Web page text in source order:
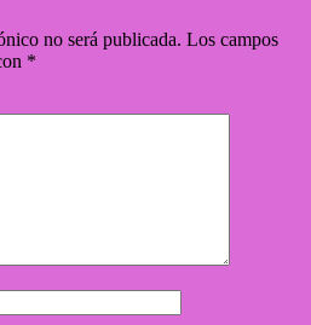
no será publicada. Los campos
*